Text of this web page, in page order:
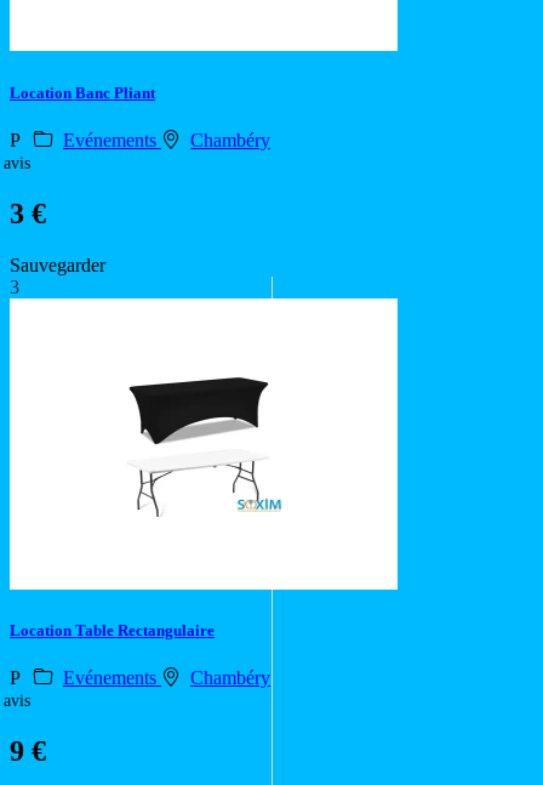
Location Banc Pliant
P Evénements Chambéry
avis
3 €
Sauvegarder
3
Location Table Rectangulaire
P Evénements Chambéry
avis
9 €